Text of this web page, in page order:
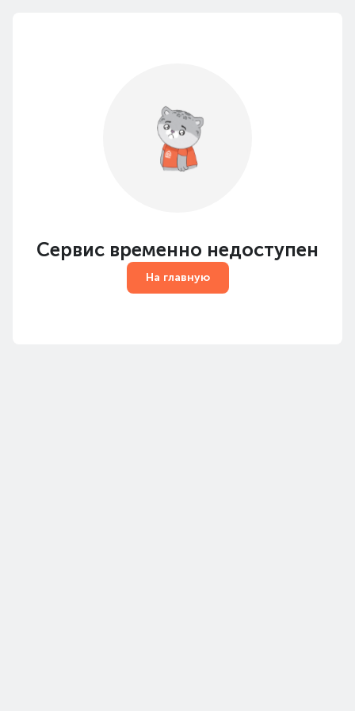
Сервис временно недоступен
На главную